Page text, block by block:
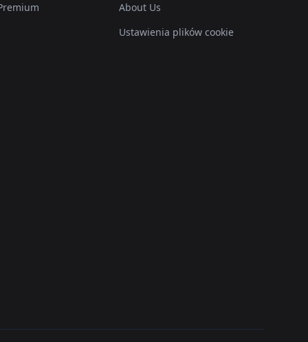
About Us
Ustawienia plików cookie